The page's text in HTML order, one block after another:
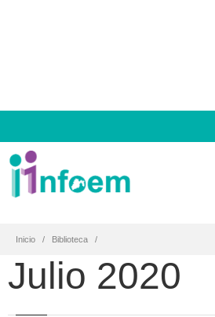
Inicio Biblioteca
Julio 2020